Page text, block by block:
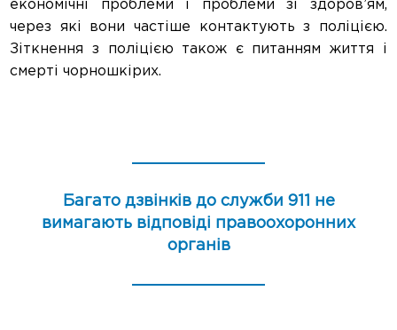
економічні проблеми і проблеми зі здоров’ям,
через які вони частіше контактують з поліцією.
Зіткнення з поліцією також є питанням життя і
смерті чорношкірих.
Багато дзвінків до служби 911 не
вимагають відповіді правоохоронних
органів